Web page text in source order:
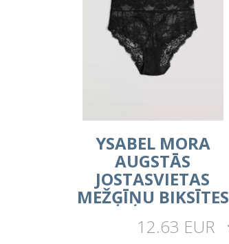
YSABEL MORA
AUGSTĀS
JOSTASVIETAS
MEŽĢĪŅU BIKSĪTES
12.63 EUR